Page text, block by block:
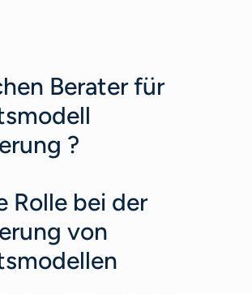
Berater für
?
Rolle bei der
von